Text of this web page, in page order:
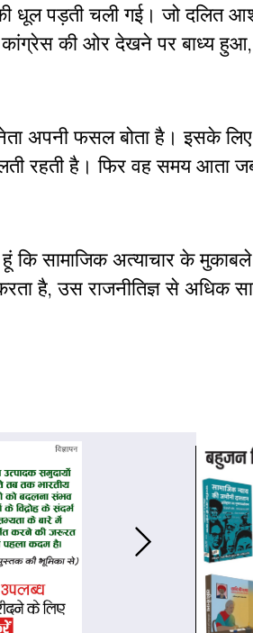
धूल पड़ती चली गई। जो दलित
कांग्रेस की ओर देखने पर बाध्य
नेता अपनी फसल बोता है। इसके
रहती है। फिर वह समय आता
सामाजिक अत्याचार के मुकाबले
है, उस राजनीतिज्ञ से अधिक